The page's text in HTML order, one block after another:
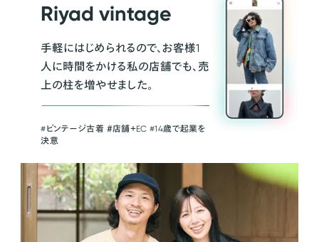
Riyad vintage
手軽にはじめられるので、お客様1
人に時間をかける私の店舗でも、売
上の柱を増やせました。
#ビンテージ古着 ＃店舗＋EC #14歳で起業を
決意